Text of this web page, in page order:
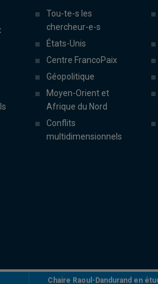
Tou-te-s les
chercheur-e-s
États-Unis
Centre FrancoPaix
Géopolitique
Moyen-Orient et
Afrique du Nord
Conflits
multidimensionnels
Chaire Raoul-Dandurand en